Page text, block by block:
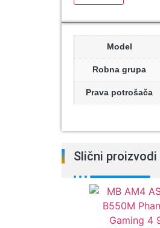
Model
Robna grupa
Prava potrošača
Slični proizvodi